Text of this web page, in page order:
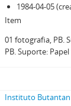
1984-04-05
Item
01 fotografia, PB.
PB. Suporte:
Instituto Butantan